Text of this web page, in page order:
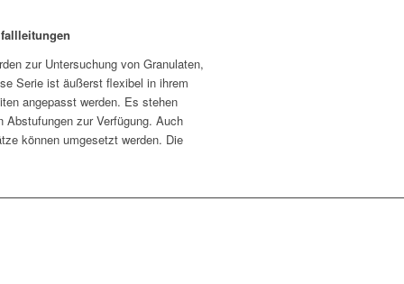
zur Untersuchung von Granulaten,
Serie ist äußerst flexibel in ihrem
angepasst werden. Es stehen
zur Verfügung. Auch
können umgesetzt werden. Die